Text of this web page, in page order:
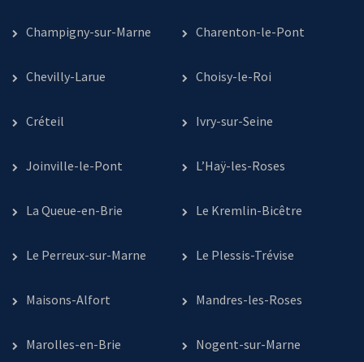
Champigny-sur-Marne Charenton-le-Pont
Chevilly-Larue Choisy-le-Roi
Créteil Ivry-sur-Seine
Joinville-le-Pont L’Haÿ-les-Roses
La Queue-en-Brie Le Kremlin-Bicêtre
Le Perreux-sur-Marne Le Plessis-Trévise
Maisons-Alfort Mandres-les-Roses
Marolles-en-Brie Nogent-sur-Marne